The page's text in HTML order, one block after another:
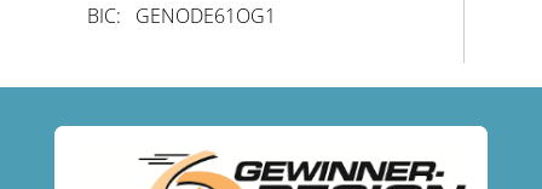
BIC: GENODE61OG1